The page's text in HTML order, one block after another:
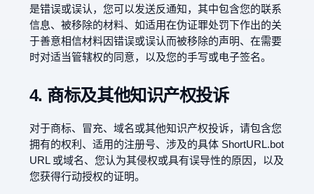
是错误或误认，您可以发送反通知，其中包含您的联系
信息、被移除的材料、如适用在伪证罪处罚下作出的关
于善意相信材料因错误或误认而被移除的声明、在需要
时对适当管辖权的同意，以及您的手写或电子签名。
4. 商标及其他知识产权投诉
对于商标、冒充、域名或其他知识产权投诉，请包含您
拥有的权利、适用的注册号、涉及的具体 ShortURL.bot
URL 或域名、您认为其侵权或具有误导性的原因，以及
您获得行动授权的证明。